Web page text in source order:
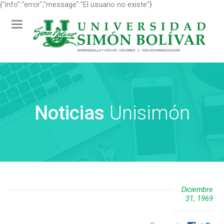
{"info":"error","message":"El usuario no existe"}
Toggle
navigation
Noticias Unisimón
Diciembre
31, 1969